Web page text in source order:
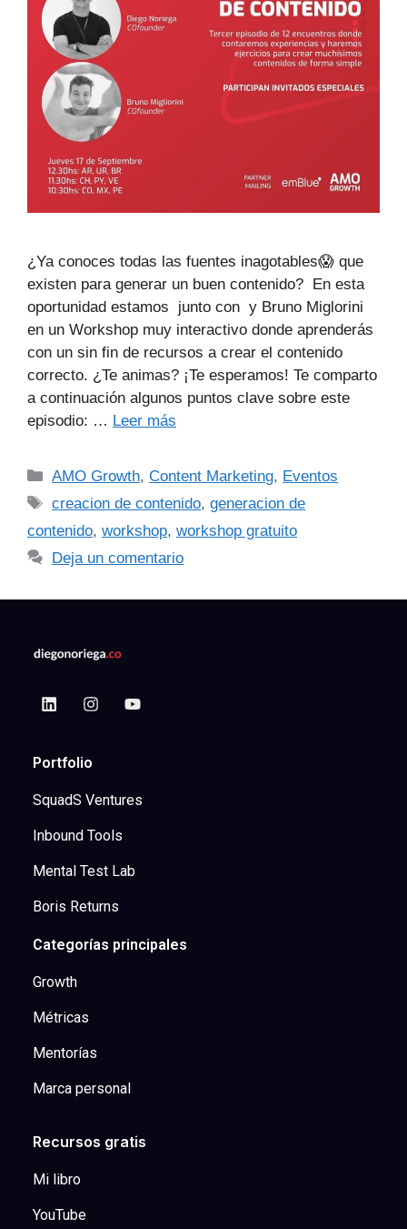
¿Ya conoces todas las fuentes inagotables😱 que
existen para generar un buen contenido?⁣⁣ ⁣⁣ En esta
oportunidad estamos junto con y Bruno Miglorini
en un Workshop muy interactivo donde aprenderás
con un sin fin de recursos a crear el contenido
correcto. ¿Te animas? ¡Te esperamos!⁣⁣ Te comparto
a continuación algunos puntos clave sobre este
episodio: … Leer más
AMO Growth,Content Marketing, Eventos
creacion de contenido,generacion de
contenido, workshop, workshop gratuito
Deja un comentario
Portfolio
SquadS Ventures
Inbound Tools
Mental Test Lab
Boris Returns
Categorías principales
Growth
Métricas
Mentorías
Marca personal
Recursos gratis
Mi libro
YouTube